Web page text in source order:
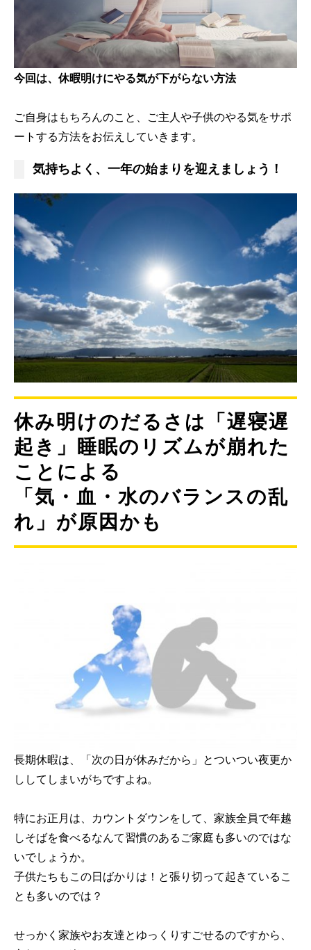
今回は、休暇明けにやる気が下がらない方法
ご自身はもちろんのこと、ご主人や子供のやる気をサポ
ートする方法をお伝えしていきます。
気持ちよく、一年の始まりを迎えましょう！
休み明けのだるさは「遅寝遅
起き」睡眠のリズムが崩れた
ことによる
「気・血・水のバランスの乱
れ」が原因かも
長期休暇は、「次の日が休みだから」とついつい夜更か
ししてしまいがちですよね。
特にお正月は、カウントダウンをして、家族全員で年越
しそばを食べるなんて習慣のあるご家庭も多いのではな
いでしょうか。
子供たちもこの日ばかりは！と張り切って起きているこ
とも多いのでは？
せっかく家族やお友達とゆっくりすごせるのですから、